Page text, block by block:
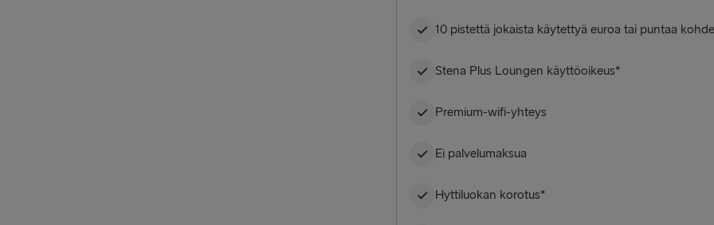
10 pistettä jokaista käytettyä euroa tai puntaa
Stena Plus Loungen käyttöoikeus*
Premium-wifi-yhteys
Ei palvelumaksua
Hyttiluokan korotus*